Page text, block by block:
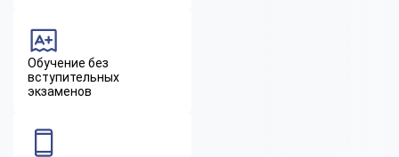
Обучение без
вступительных
экзаменов